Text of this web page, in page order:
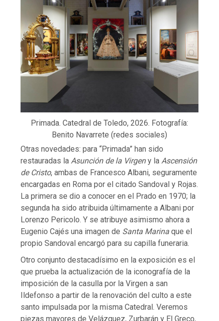
Primada. Catedral de Toledo, 2026. Fotografía:
Benito Navarrete (redes sociales)
Otras novedades: para “Primada” han sido
restauradas la Asunción de la Virgeny la Ascensión
de Cristo, ambas de Francesco Albani, seguramente
encargadas en Roma por el citado Sandoval y Rojas.
La primera se dio a conocer en el Prado en 1970; la
segunda ha sido atribuida últimamente a Albani por
Lorenzo Pericolo. Y se atribuye asimismo ahora a
Eugenio Cajés una imagen de Santa Marina que el
propio Sandoval encargó para su capilla funeraria.
Otro conjunto destacadísimo en la exposición es el
que prueba la actualización de la iconografía de la
imposición de la casulla por la Virgen a san
Ildefonso a partir de la renovación del culto a este
santo impulsada por la misma Catedral. Veremos
piezas mayores de Velázquez, Zurbarán y El Greco,